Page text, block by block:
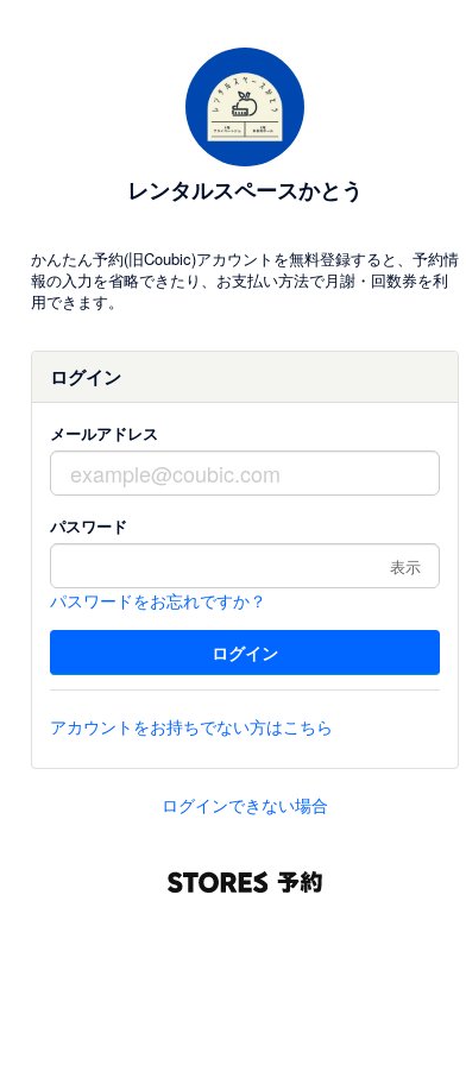
レンタルスペースかとう
かんたん予約(旧Coubic)アカウントを無料登録すると、予約情
報の入力を省略できたり、お支払い方法で月謝・回数券を利
用できます。
ログイン
メールアドレス
パスワード
表示
パスワードをお忘れですか？
アカウントをお持ちでない方はこちら
ログインできない場合